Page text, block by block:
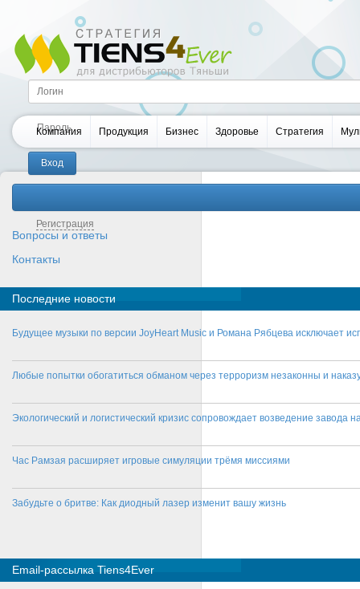
Регистрация
Компания Продукция Бизнес Здоровье Стратегия
Вопросы и ответы
Контакты
Последние новости
Будущее музыки по версии JoyHeart Music и Романа Рябцева исключает
Любые попытки обогатиться обманом через терроризм незаконны и
Экологический и логистический кризис сопровождает возведение завода
Час Рамзая расширяет игровые симуляции трёмя миссиями
Забудьте о бритве: Как диодный лазер изменит вашу жизнь
Email-рассылка Tiens4Ever